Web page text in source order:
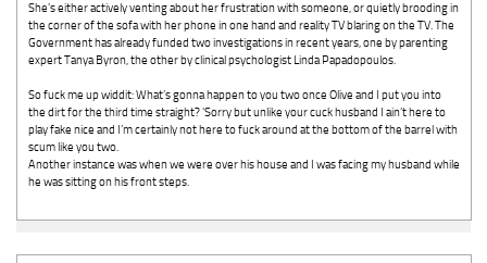
She's either actively venting about her frustration with someone, or quietly brooding in
the corner of the sofa with her phone in one hand and reality TV blaring on the TV. The
Government has already funded two investigations in recent years, one by parenting
expert Tanya Byron, the other by clinical psychologist Linda Papadopoulos.
So fuck me up widdit: What’s gonna happen to you two once Olive and I put you into
the dirt for the third time straight? ‘Sorry but unlike your cuck husband I ain’t here to
play fake nice and I’m certainly not here to fuck around at the bottom of the barrel with
scum like you two.
Another instance was when we were over his house and I was facing my husband while
he was sitting on his front steps.